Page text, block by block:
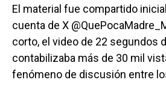
El material fue compartido
cuenta de X
corto, el video de 22 segundos
contabilizaba más de 30 mil
fenómeno de discusión entre